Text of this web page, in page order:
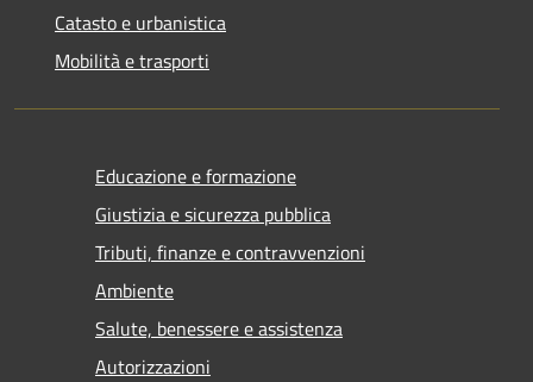
Catasto e urbanistica
Mobilità e trasporti
Educazione e formazione
Giustizia e sicurezza pubblica
Tributi, finanze e contravvenzioni
Ambiente
Salute, benessere e assistenza
Autorizzazioni